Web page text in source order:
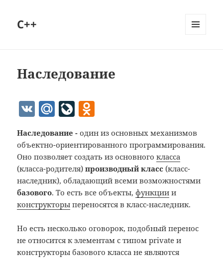
C++
Наследование
V M
l.
R
u
Li
eJ
o
u
r
n
n
o
kl
as
s
ki
Наследование -один из основных механизмов
объектно-ориентированного программирования.
Оно позволяет создать из основногокласса
(класса-родителя)производный класс (класс-
наследник), обладающий всеми возможностями
базового. То есть все объекты,функции и
конструкторы переносятся в класс-наследник.
Но есть несколько оговорок, подобный перенос
не относится к элементам с типом private и
конструкторы базового класса не являются